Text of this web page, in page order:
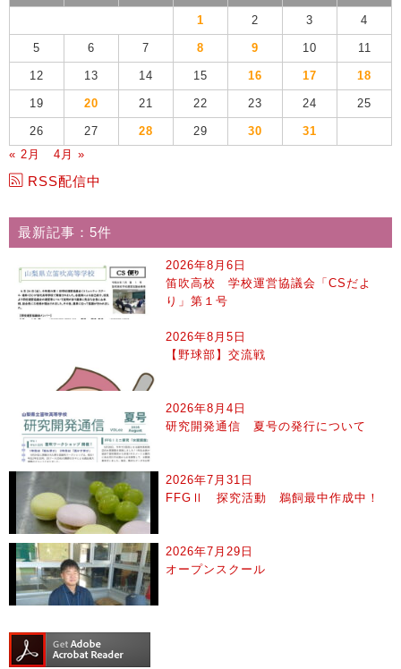
1 2 3 4
5 6 7 8 9 10 11
12 13 14 15 16 17 18
19 20 21 22 23 24 25
26 27 28 29 30
31
« 2月
4月 »
RSS配信中
最新記事：5件
2026年8月6日
笛吹高校 学校運営協議会「CSだよ
り」第１号
2026年8月5日
【野球部】交流戦
2026年8月4日
研究開発通信 夏号の発行について
2026年7月31日
FFGⅡ 探究活動 鵜飼最中作成中！
2026年7月29日
オープンスクール